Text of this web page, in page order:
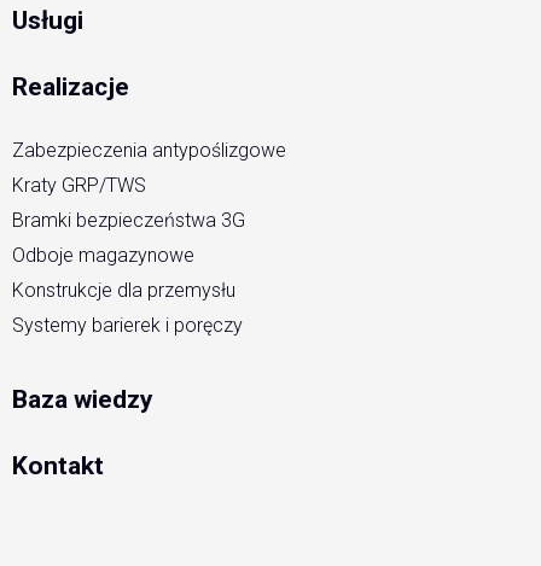
Usługi
Realizacje
Zabezpieczenia antypoślizgowe
Kraty GRP/TWS
Bramki bezpieczeństwa 3G
Odboje magazynowe
Konstrukcje dla przemysłu
Systemy barierek i poręczy
Baza wiedzy
Kontakt